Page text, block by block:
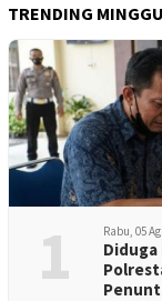
TRENDING
1 Rabu, 05